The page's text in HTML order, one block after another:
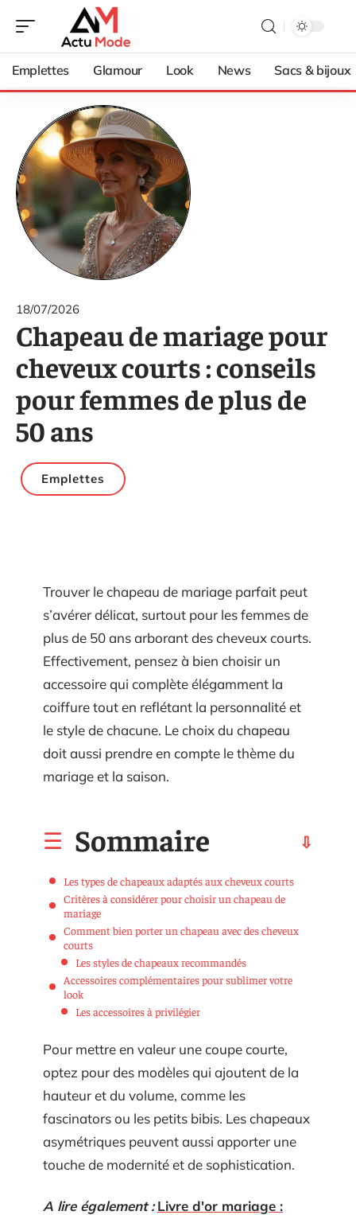
Emplettes Glamour Look News Sacs & bijoux
18/07/2026
Chapeau de mariage pour
cheveux courts : conseils
pour femmes de plus de
50 ans
Emplettes
Trouver le chapeau de mariage parfait peut
s’avérer délicat, surtout pour les femmes de
plus de 50 ans arborant des cheveux courts.
Effectivement, pensez à bien choisir un
accessoire qui complète élégamment la
coiffure tout en reflétant la personnalité et
le style de chacune. Le choix du chapeau
doit aussi prendre en compte le thème du
mariage et la saison.
Sommaire
Les types de chapeaux adaptés aux cheveux courts
Critères à considérer pour choisir un chapeau de
mariage
Comment bien porter un chapeau avec des cheveux
courts
Les styles de chapeaux recommandés
Accessoires complémentaires pour sublimer votre
look
Les accessoires à privilégier
Pour mettre en valeur une coupe courte,
optez pour des modèles qui ajoutent de la
hauteur et du volume, comme les
fascinators ou les petits bibis. Les chapeaux
asymétriques peuvent aussi apporter une
touche de modernité et de sophistication.
A lire également : Livre d'or mariage :